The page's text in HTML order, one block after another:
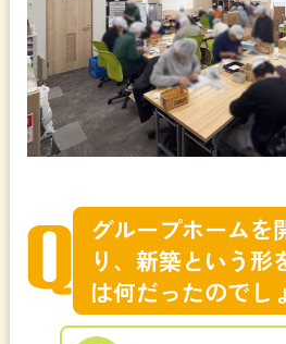
グループホームを
り、新築という形
は何だったのでし